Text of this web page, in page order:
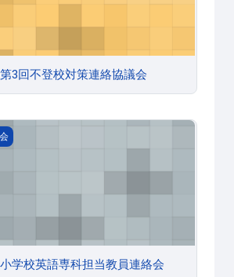
3回不登校対策連絡協議会
学校英語専科担当教員連絡会
学校英語専科担当教員連絡会